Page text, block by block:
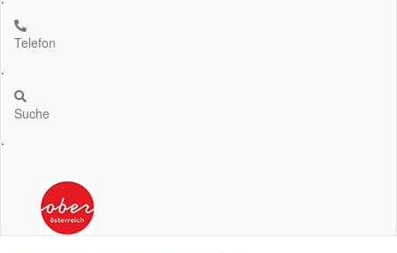
Telefon
.
Suche
.